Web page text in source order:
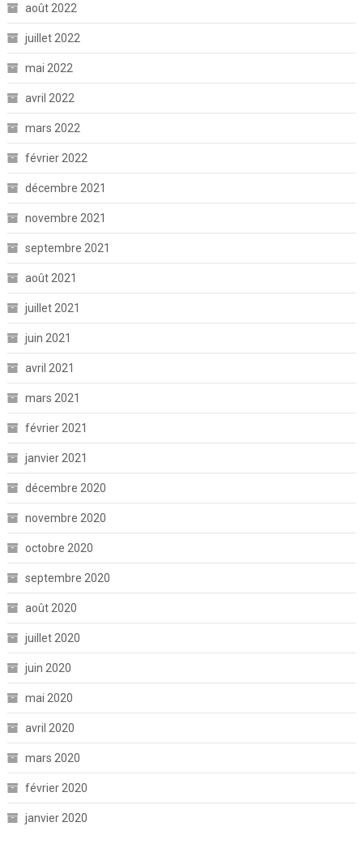
août 2022
juillet 2022
mai 2022
avril 2022
mars 2022
février 2022
décembre 2021
novembre 2021
septembre 2021
août 2021
juillet 2021
juin 2021
avril 2021
mars 2021
février 2021
janvier 2021
décembre 2020
novembre 2020
octobre 2020
septembre 2020
août 2020
juillet 2020
juin 2020
mai 2020
avril 2020
mars 2020
février 2020
janvier 2020